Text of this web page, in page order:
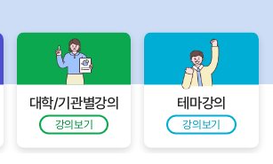
대학/기관별강의
강의보기
테마강의
강의보기